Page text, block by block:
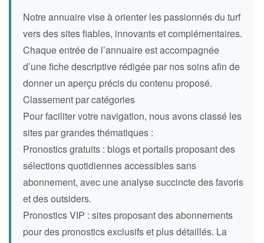
Notre annuaire vise à orienter les passionnés du turf
vers des sites fiables, innovants et complémentaires.
Chaque entrée de l’annuaire est accompagnée
d’une fiche descriptive rédigée par nos soins afin de
donner un aperçu précis du contenu proposé.
Classement par catégories
Pour faciliter votre navigation, nous avons classé les
sites par grandes thématiques :
Pronostics gratuits : blogs et portails proposant des
sélections quotidiennes accessibles sans
abonnement, avec une analyse succincte des favoris
et des outsiders.
Pronostics VIP : sites proposant des abonnements
pour des pronostics exclusifs et plus détaillés. La